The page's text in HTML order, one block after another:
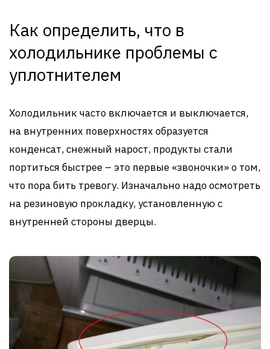
Как определить, что в
холодильнике проблемы с
уплотнителем
Холодильник часто включается и выключается,
на внутренних поверхностях образуется
конденсат, снежный нарост, продукты стали
портиться быстрее – это первые «звоночки» о том,
что пора бить тревогу. Изначально надо осмотреть
на резиновую прокладку, установленную с
внутренней стороны дверцы.